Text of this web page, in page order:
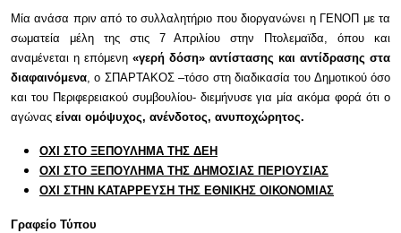
Μία ανάσα πριν από το συλλαλητήριο που διοργανώνει η ΓΕΝΟΠ με τα
σωματεία μέλη της στις 7 Απριλίου στην Πτολεμαϊδα, όπου και
αναμένεται η επόμενη «γερή δόση» αντίστασης και αντίδρασης στα
διαφαινόμενα , ο ΣΠΑΡΤΑΚΟΣ –τόσο στη διαδικασία του Δημοτικού όσο
και του Περιφερειακού συμβουλίου- διεμήνυσε για μία ακόμα φορά ότι ο
αγώνας είναι ομόψυχος, ανένδοτος, ανυποχώρητος.
ΟΧΙ ΣΤΟ ΞΕΠΟΥΛΗΜΑ ΤΗΣ ΔΕΗ
ΟΧΙ ΣΤΟ ΞΕΠΟΥΛΗΜΑ ΤΗΣ ΔΗΜΟΣΙΑΣ ΠΕΡΙΟΥΣΙΑΣ
ΟΧΙ ΣΤΗΝ ΚΑΤΑΡΡΕΥΣΗ ΤΗΣ ΕΘΝΙΚΗΣ ΟΙΚΟΝΟΜΙΑΣ
Γραφείο Τύπου